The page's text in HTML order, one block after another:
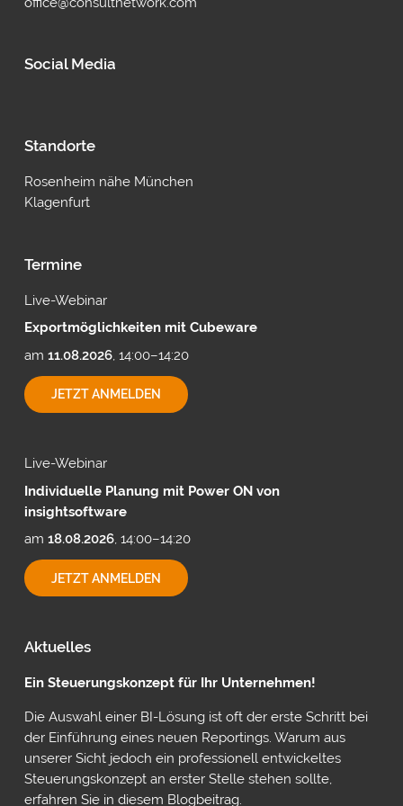
Social Media
Standorte
Rosenheim nähe München
Klagenfurt
Termine
Live-Webinar
Exportmöglichkeiten mit Cubeware
am 11.08.2026, 14:00–14:20
JETZT ANMELDENEXPORTMÖGLICHKEITEN
MIT
Live-Webinar
Individuelle Planung mit Power ON von
insightsoftware
am 18.08.2026, 14:00–14:20
JETZT ANMELDENINDIVIDUELLE
PLANUNG
Aktuelles
Ein Steuerungskonzept für Ihr Unternehmen!
Die Auswahl einer BI-Lösung ist oft der erste Schritt bei
der Einführung eines neuen Reportings. Warum aus
unserer Sicht jedoch ein professionell entwickeltes
Steuerungskonzept an erster Stelle stehen sollte,
erfahren Sie in diesem Blogbeitrag.